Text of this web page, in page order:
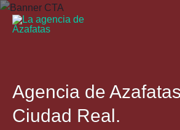
Ir
Agencia de
Ciudad Real.